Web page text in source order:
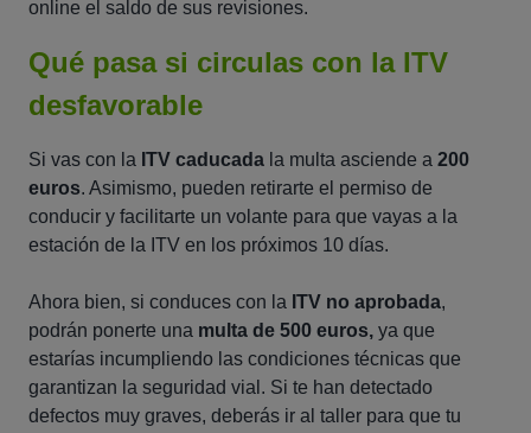
online el saldo de sus revisiones.
Qué pasa si circulas con la ITV
desfavorable
Si vas con la ITV caducada la multa asciende a 200
euros. Asimismo, pueden retirarte el permiso de
conducir y facilitarte un volante para que vayas a la
estación de la ITV en los próximos 10 días.
Ahora bien, si conduces con la ITV no aprobada,
podrán ponerte una multa de 500 euros, ya que
estarías incumpliendo las condiciones técnicas que
garantizan la seguridad vial. Si te han detectado
defectos muy graves, deberás ir al taller para que tu